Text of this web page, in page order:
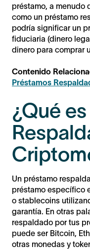
préstamo, a menudo
como un préstamo
podría significar un
fiduciaria (dinero
dinero para comprar
Contenido
Préstamos
¿Qué
Un préstamo
préstamo específico
o stablecoins
garantía. En otras
respaldado por tus
puede ser Bitcoin,
otras monedas y